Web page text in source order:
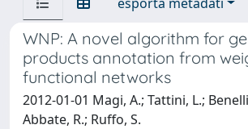
WNP: A novel algorithm for
products annotation from
functional networks
2012-01-01 Magi, A.; Tattini, L.;
Abbate, R.; Ruffo, S.